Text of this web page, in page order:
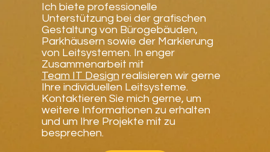
Ich biete professionelle
Unterstützung bei der grafischen
Gestaltung von Bürogebäuden,
Parkhäusern sowie der Markierung
von Leitsystemen. In enger
Zusammenarbeit mit
Team IT Design realisieren wir gerne
Ihre individuellen Leitsysteme.
Kontaktieren Sie mich gerne, um
weitere Informationen zu erhalten
und um Ihre Projekte mit zu
besprechen.